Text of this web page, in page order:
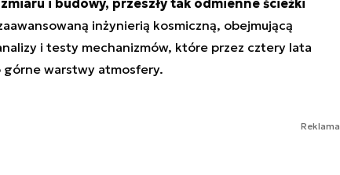
i budowy, przeszły tak odmienne ścieżki
inżynierią kosmiczną, obejmującą
i testy mechanizmów, które przez cztery lata
warstwy atmosfery.
Reklama